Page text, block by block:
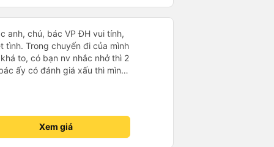
anh, chú, bác VP ĐH vui tính,
đi của mình
to, có bạn nv nhắc nhở thì 2
ấy có đánh giá xấu thì mình
rất đúng. 2 bác nói rất to. To
bạn ấy nha. Nếu bạn ấy bị trừ
mình hỗ trợ ạ. Số mình
Xem giá